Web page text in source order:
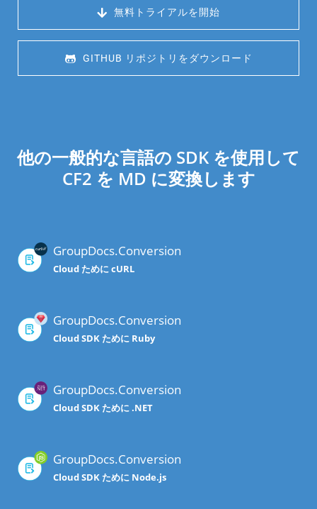
無料トライアルを開始
GITHUB リポジトリをダウンロード
他の一般的な言語の SDK を使用して
CF2 を MD に変換します
GroupDocs.Conversion
Cloud ために cURL
GroupDocs.Conversion
Cloud SDK ために Ruby
GroupDocs.Conversion
Cloud SDK ために .NET
GroupDocs.Conversion
Cloud SDK ために Node.js